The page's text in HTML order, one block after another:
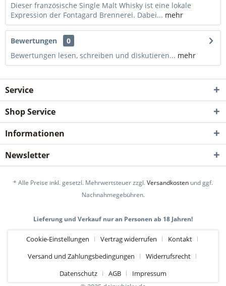
Dieser französische Single Malt Whisky ist eine lokale
Expression der Fontagard Brennerei. Dabei... mehr
Bewertungen
0
Bewertungen lesen, schreiben und diskutieren... mehr
Service
Shop Service
Informationen
Newsletter
* Alle Preise inkl. gesetzl. Mehrwertsteuer zzgl.Versandkosten und ggf.
Nachnahmegebühren.
Lieferung und Verkauf nur an Personen ab 18 Jahren!
Cookie-Einstellungen Vertrag widerrufen
Kontakt
Versand und Zahlungsbedingungen
Widerrufsrecht
Datenschutz
AGB
Impressum